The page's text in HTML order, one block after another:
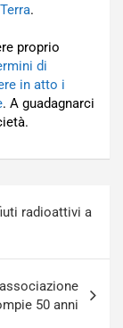
.
proprio
di
in atto i
. A guadagnarci
radioattivi a
50 anni